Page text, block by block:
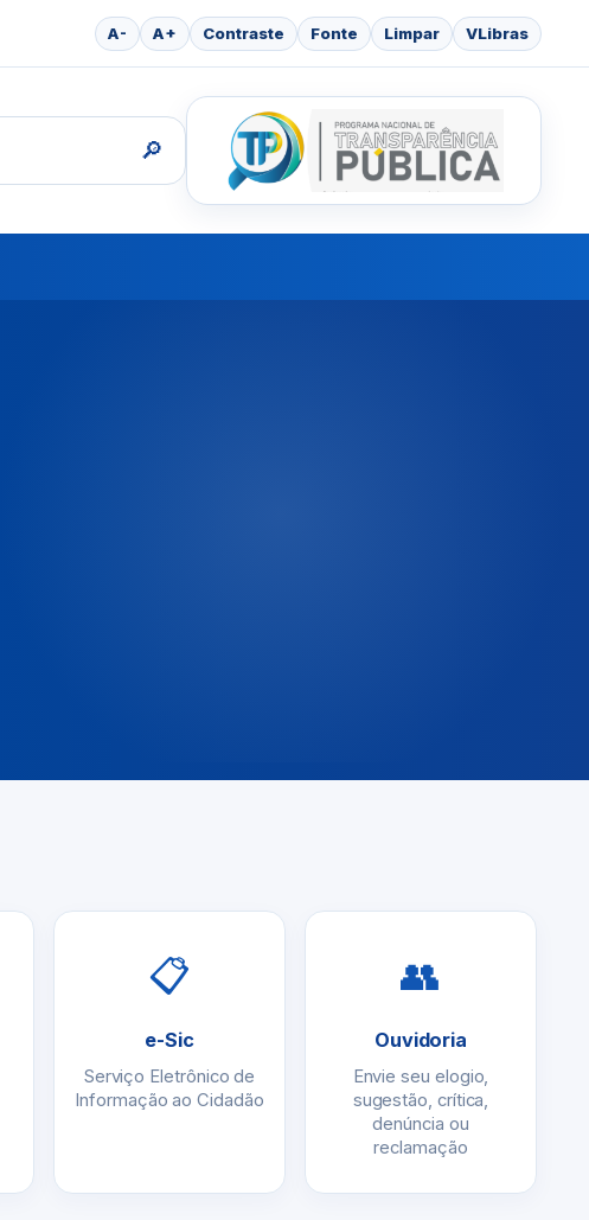
A- A+ Contraste Fonte Limpar VLibras
🔎
📋
e-Sic
Serviço Eletrônico de
Informação ao Cidadão
👥
Ouvidoria
Envie seu elogio,
sugestão, crítica,
denúncia ou
reclamação